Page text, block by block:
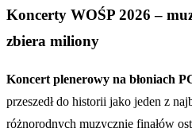
Koncerty WOŚP 2026 –
zbiera miliony
Koncert plenerowy na błoniach
przeszedł do historii jako jeden z
różnorodnych muzycznie finałów